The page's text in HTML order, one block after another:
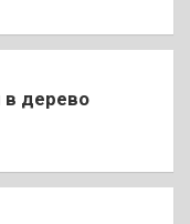
в дерево